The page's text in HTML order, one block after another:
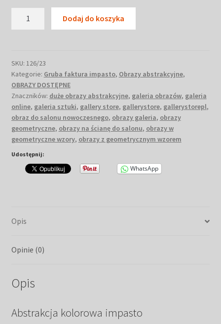
80
x
100
#126
GS
Dodaj do koszyka
SKU: 126/23
Kategorie: Gruba faktura impasto, Obrazy abstrakcyjne,
OBRAZY DOSTĘPNE
Znaczników: duże obrazy abstrakcyjne, galeria obrazów, galeria
online, galeria sztuki, gallery store, gallerystore, gallerystorepl,
obraz do salonu nowoczesnego, obrazy galeria, obrazy
geometryczne, obrazy na ścianę do salonu, obrazy w
geometryczne wzory, obrazy z geometrycznym wzorem
Udostępnij:
WhatsApp
Opis
Opinie (0)
Opis
Abstrakcja kolorowa impasto